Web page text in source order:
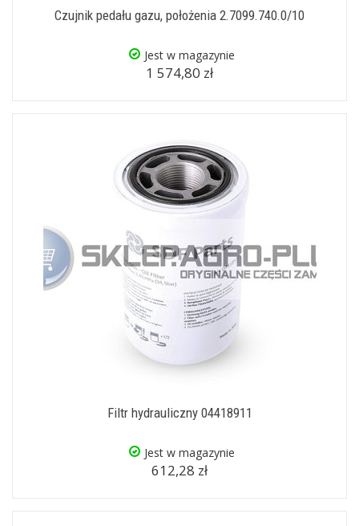
Czujnik pedału gazu, położenia 2.7099.740.0/10
Jest w magazynie
1 574,80 zł
Filtr hydrauliczny 04418911
Jest w magazynie
612,28 zł